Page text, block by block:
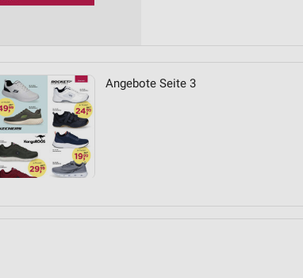
Angebote Seite 3